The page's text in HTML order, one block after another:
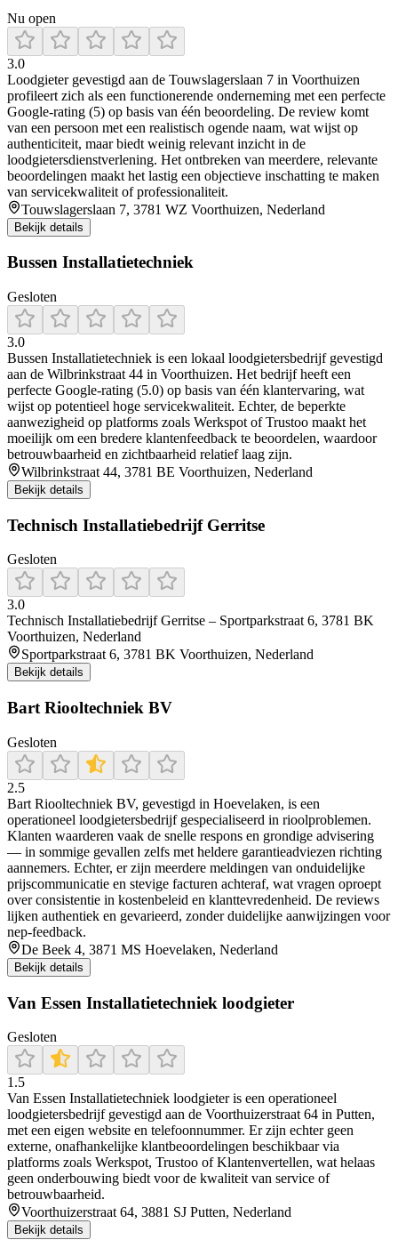
Nu open
3.0
Loodgieter gevestigd aan de Touwslagerslaan 7 in Voorthuizen
profileert zich als een functionerende onderneming met een perfecte
Google-rating (5) op basis van één beoordeling. De review komt
van een persoon met een realistisch ogende naam, wat wijst op
authenticiteit, maar biedt weinig relevant inzicht in de
loodgietersdienstverlening. Het ontbreken van meerdere, relevante
beoordelingen maakt het lastig een objectieve inschatting te maken
van servicekwaliteit of professionaliteit.
Touwslagerslaan 7, 3781 WZ Voorthuizen, Nederland
Bekijk details
Bussen Installatietechniek
Gesloten
3.0
Bussen Installatietechniek is een lokaal loodgietersbedrijf gevestigd
aan de Wilbrinkstraat 44 in Voorthuizen. Het bedrijf heeft een
perfecte Google-rating (5.0) op basis van één klantervaring, wat
wijst op potentieel hoge servicekwaliteit. Echter, de beperkte
aanwezigheid op platforms zoals Werkspot of Trustoo maakt het
moeilijk om een bredere klantenfeedback te beoordelen, waardoor
betrouwbaarheid en zichtbaarheid relatief laag zijn.
Wilbrinkstraat 44, 3781 BE Voorthuizen, Nederland
Bekijk details
Technisch Installatiebedrijf Gerritse
Gesloten
3.0
Technisch Installatiebedrijf Gerritse – Sportparkstraat 6, 3781 BK
Voorthuizen, Nederland
Sportparkstraat 6, 3781 BK Voorthuizen, Nederland
Bekijk details
Bart Riooltechniek BV
Gesloten
2.5
Bart Riooltechniek BV, gevestigd in Hoevelaken, is een
operationeel loodgietersbedrijf gespecialiseerd in rioolproblemen.
Klanten waarderen vaak de snelle respons en grondige advisering
— in sommige gevallen zelfs met heldere garantieadviezen richting
aannemers. Echter, er zijn meerdere meldingen van onduidelijke
prijscommunicatie en stevige facturen achteraf, wat vragen oproept
over consistentie in kostenbeleid en klanttevredenheid. De reviews
lijken authentiek en gevarieerd, zonder duidelijke aanwijzingen voor
nep-feedback.
De Beek 4, 3871 MS Hoevelaken, Nederland
Bekijk details
Van Essen Installatietechniek loodgieter
Gesloten
1.5
Van Essen Installatietechniek loodgieter is een operationeel
loodgietersbedrijf gevestigd aan de Voorthuizerstraat 64 in Putten,
met een eigen website en telefoonnummer. Er zijn echter geen
externe, onafhankelijke klantbeoordelingen beschikbaar via
platforms zoals Werkspot, Trustoo of Klantenvertellen, wat helaas
geen onderbouwing biedt voor de kwaliteit van service of
betrouwbaarheid.
Voorthuizerstraat 64, 3881 SJ Putten, Nederland
Bekijk details